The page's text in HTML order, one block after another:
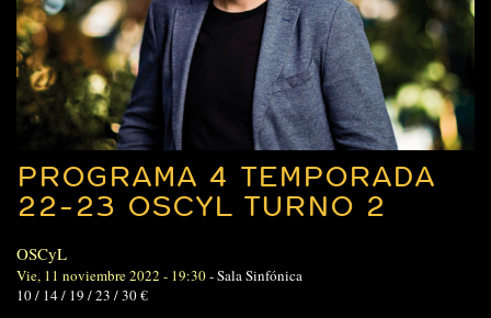
PROGRAMA 4 TEMPORADA
22-23 OSCYL TURNO 2
OSCyL
Vie, 11 noviembre 2022 - 19:30-Sala Sinfónica
10 / 14 / 19 / 23 / 30 €